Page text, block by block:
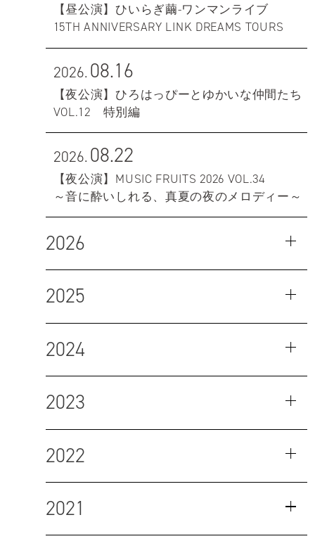
【昼公演】ひいらぎ繭-ワンマンライブ
15TH ANNIVERSARY LINK DREAMS TOURS
2026.08.16
【夜公演】ひろはっぴーとゆかいな仲間たち
VOL.12 特別編
2026.08.22
【夜公演】MUSIC FRUITS 2026 VOL.34
～音に酔いしれる、真夏の夜のメロディー～
2026
2025
2024
2023
2022
2021